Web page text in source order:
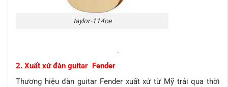
taylor-114ce
.
2. Xuất xứ đàn guitar Fender
Thương hiệu đàn guitar Fender xuất xứ từ Mỹ trải qua thời